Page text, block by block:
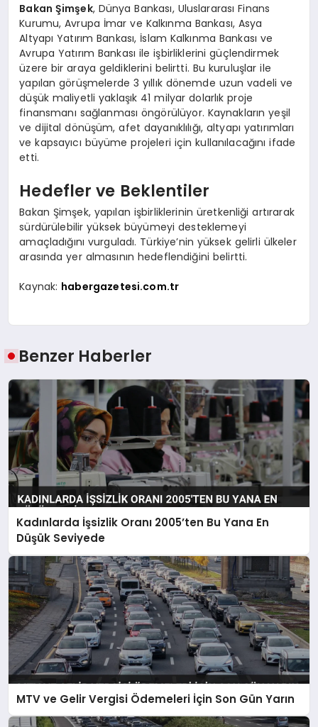
Bakan Şimşek, Dünya Bankası, Uluslararası Finans
Kurumu, Avrupa İmar ve Kalkınma Bankası, Asya
Altyapı Yatırım Bankası, İslam Kalkınma Bankası ve
Avrupa Yatırım Bankası ile işbirliklerini güçlendirmek
üzere bir araya geldiklerini belirtti. Bu kuruluşlar ile
yapılan görüşmelerde 3 yıllık dönemde uzun vadeli ve
düşük maliyetli yaklaşık 41 milyar dolarlık proje
finansmanı sağlanması öngörülüyor. Kaynakların yeşil
ve dijital dönüşüm, afet dayanıklılığı, altyapı yatırımları
ve kapsayıcı büyüme projeleri için kullanılacağını ifade
etti.
Hedefler ve Beklentiler
Bakan Şimşek, yapılan işbirliklerinin üretkenliği artırarak
sürdürülebilir yüksek büyümeyi desteklemeyi
amaçladığını vurguladı. Türkiye’nin yüksek gelirli ülkeler
arasında yer almasının hedeflendiğini belirtti.
Kaynak: habergazetesi.com.tr
Benzer Haberler
Kadınlarda İşsizlik Oranı 2005’ten Bu Yana En
Düşük Seviyede
MTV ve Gelir Vergisi Ödemeleri İçin Son Gün Yarın